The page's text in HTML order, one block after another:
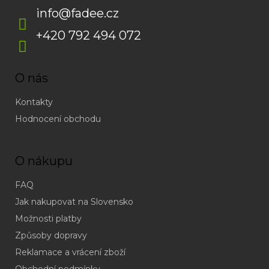
info@fadee.cz
+420 792 494 072
O nás
Kontakty
Hodnocení obchodu
O nákupu
FAQ
Jak nakupovat na Slovensko
Možnosti platby
Způsoby dopravy
Reklamace a vrácení zboží